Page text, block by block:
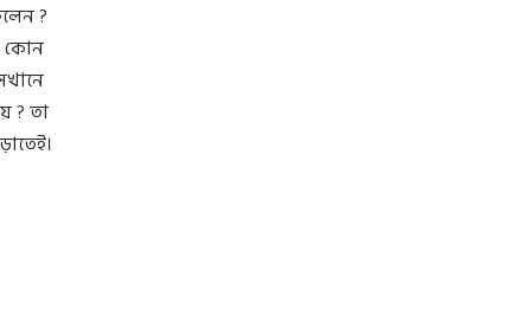
?
কোন
? তা